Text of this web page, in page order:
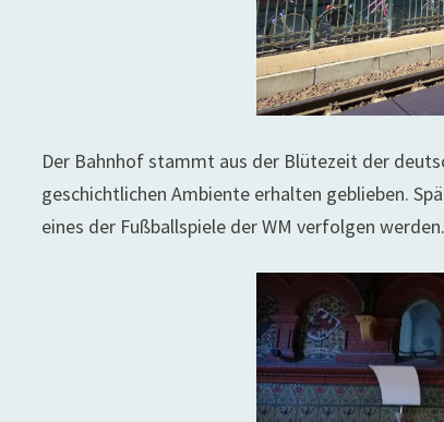
Der Bahnhof stammt aus der Blütezeit der
geschichtlichen Ambiente erhalten geblieben.
eines der Fußballspiele der WM verfolgen werden.